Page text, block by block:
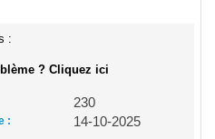
:
? Cliquez ici
230
:
14-10-2025